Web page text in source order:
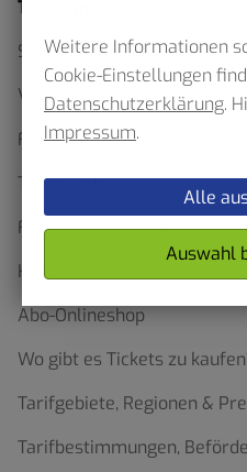
Ticketfinder
Schluss mit Waben
Verkehrserhebung im
Fahrgäste um Mithilfe
Ticketfinder
Formulare und Anträge
HST App
Abo-Onlineshop
Wo gibt es Tickets zu
Tarifgebiete, Regionen &
Tarifbestimmungen,
Weitere Informationen
Cookie-Einstellungen
Datenschutzerklärung.
Impressum.
Alle
Auswahl